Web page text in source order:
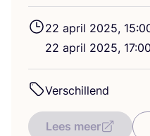
22 april 2025, 15:
22 april 2025, 17:00
Ver­schil­lend
Lees meer